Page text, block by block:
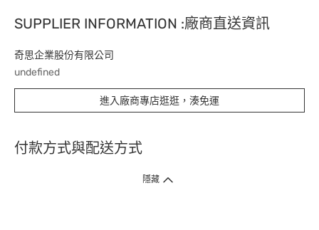
SUPPLIER INFORMATION :廠商直送資訊
奇思企業股份有限公司
undefined
進入廠商專店逛逛，湊免運
付款方式與配送方式
隱藏